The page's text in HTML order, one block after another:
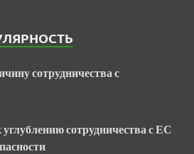
сотрудничества с
сотрудничества с ЕС